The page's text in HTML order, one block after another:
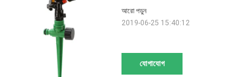
যোগাযোগ
আরো পড়ুন
2019-06-25 15:40:12